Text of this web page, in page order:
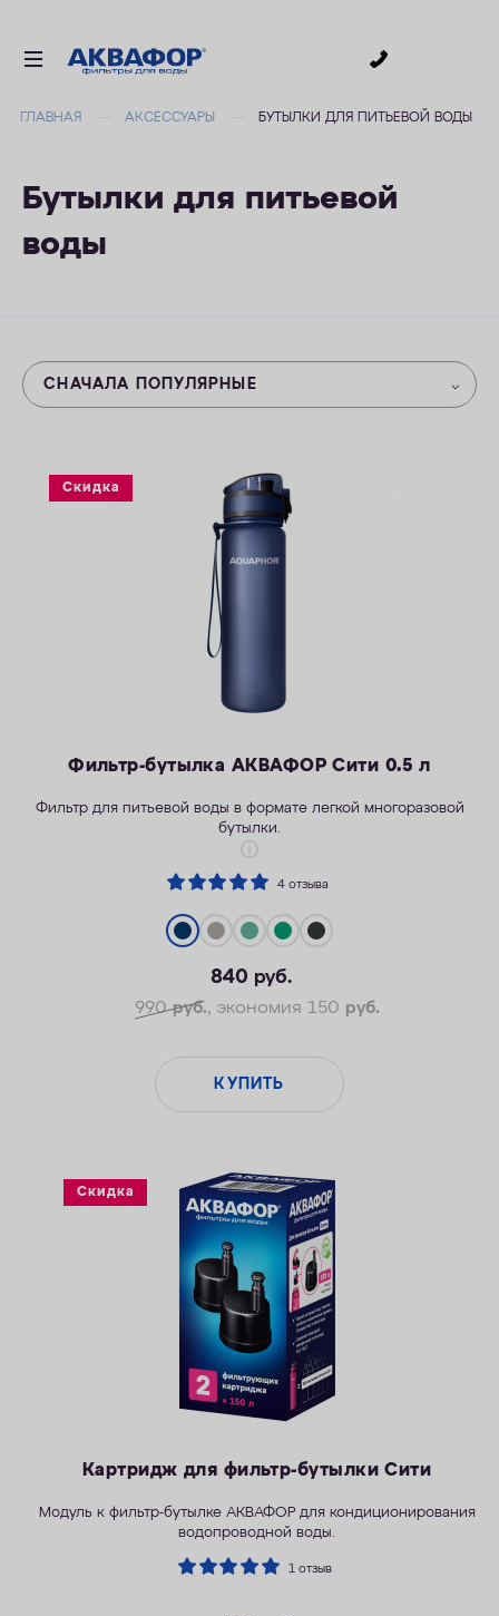
ДЛЯ ВАННОЙ
В КОТТЕДЖ
УСЛУГИ
ГЛАВНАЯ АКСЕССУАРЫ БУТЫЛКИ ДЛЯ ПИТЬЕВОЙ ВОДЫ
Бутылки для питьевой
воды
СНАЧАЛА ПОПУЛЯРНЫЕ
Скидка
Фильтр-бутылка АКВАФОР Сити 0.5 л
Фильтр для питьевой воды в формате легкой многоразовой
бутылки.
Легкость активной жизни
Безопасные материалы
4 отзыва
840 руб.
990руб., экономия 150 руб.
КУПИТЬ
Скидка
Картридж для фильтр-бутылки Сити
Модуль к фильтр-бутылке АКВАФОР для кондиционирования
водопроводной воды.
1 отзыв